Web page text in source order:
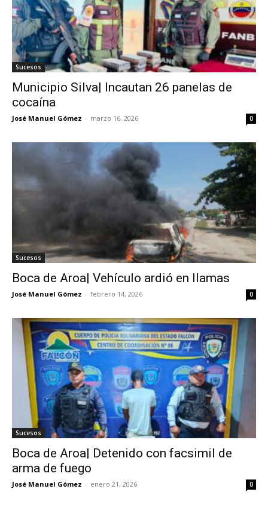
Sucesos
Municipio Silva| Incautan 26 panelas de
cocaína
José Manuel Gómez - marzo 16, 2026 0
Sucesos
Boca de Aroa| Vehículo ardió en llamas
José Manuel Gómez - febrero 14, 2026 0
Sucesos
Boca de Aroa| Detenido con facsimil de
arma de fuego
José Manuel Gómez - enero 21, 2026 0